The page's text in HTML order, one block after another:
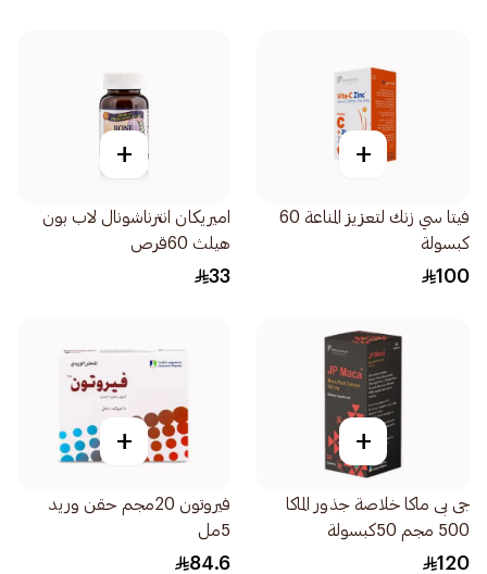
+
فيتا سي زنك لتعزيز المناعة 60
كبسولة
100
+
اميريكان انترناشونال لاب بون
هيلث 60قرص
33
+
جى بى ماكا خلاصة جذور الماكا
500 مجم 50كبسولة
120
+
فيروتون 20مجم حقن وريد
5مل
84.6